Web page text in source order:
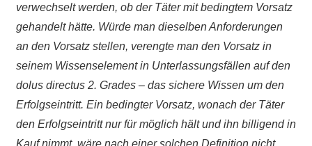
verwechselt werden, ob der Täter mit bedingtem Vorsatz
gehandelt hätte. Würde man dieselben Anforderungen
an den Vorsatz stellen, verengte man den Vorsatz in
seinem Wissenselement in Unterlassungsfällen auf den
dolus directus 2. Grades – das sichere Wissen um den
Erfolgseintritt. Ein bedingter Vorsatz, wonach der Täter
den Erfolgseintritt nur für möglich hält und ihn billigend in
Kauf nimmt, wäre nach einer solchen Definition nicht